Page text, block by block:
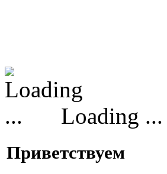
Loading ...
Приветствуем